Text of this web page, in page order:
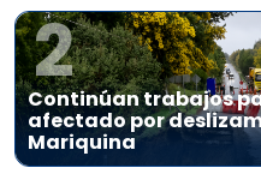
2
Continúan trabajos
afectado por
Mariquina